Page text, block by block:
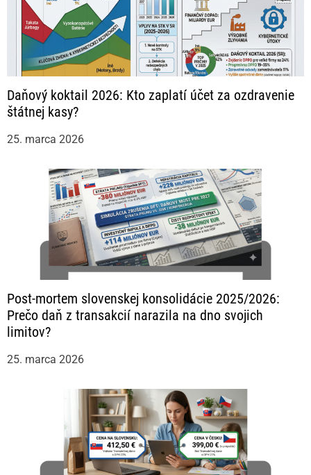
Daňový koktail 2026: Kto zaplatí účet za ozdravenie
štátnej kasy?
25. marca 2026
Post-mortem slovenskej konsolidácie 2025/2026:
Prečo daň z transakcií narazila na dno svojich
limitov?
25. marca 2026